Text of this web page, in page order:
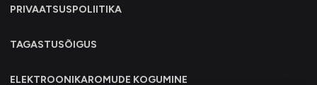
PRIVAATSUSPOLIITIKA
TAGASTUSÕIGUS
ELEKTROONIKAROMUDE KOGUMINE